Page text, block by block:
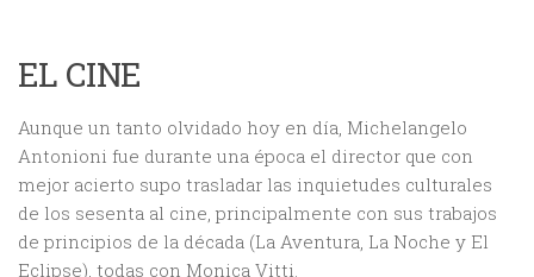
EL CINE
Aunque un tanto olvidado hoy en día, Michelangelo
Antonioni fue durante una época el director que con
mejor acierto supo trasladar las inquietudes culturales
de los sesenta al cine, principalmente con sus trabajos
de principios de la década (La Aventura, La Noche y El
Eclipse), todas con Monica Vitti.